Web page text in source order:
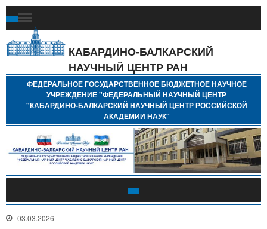
КАБАРДИНО-БАЛКАРСКИЙ
НАУЧНЫЙ ЦЕНТР РАН
ФЕДЕРАЛЬНОЕ ГОСУДАРСТВЕННОЕ БЮДЖЕТНОЕ НАУЧНОЕ
УЧРЕЖДЕНИЕ "ФЕДЕРАЛЬНЫЙ НАУЧНЫЙ ЦЕНТР
"КАБАРДИНО-БАЛКАРСКИЙ НАУЧНЫЙ ЦЕНТР РОССИЙСКОЙ
АКАДЕМИИ НАУК"
03.03.2026